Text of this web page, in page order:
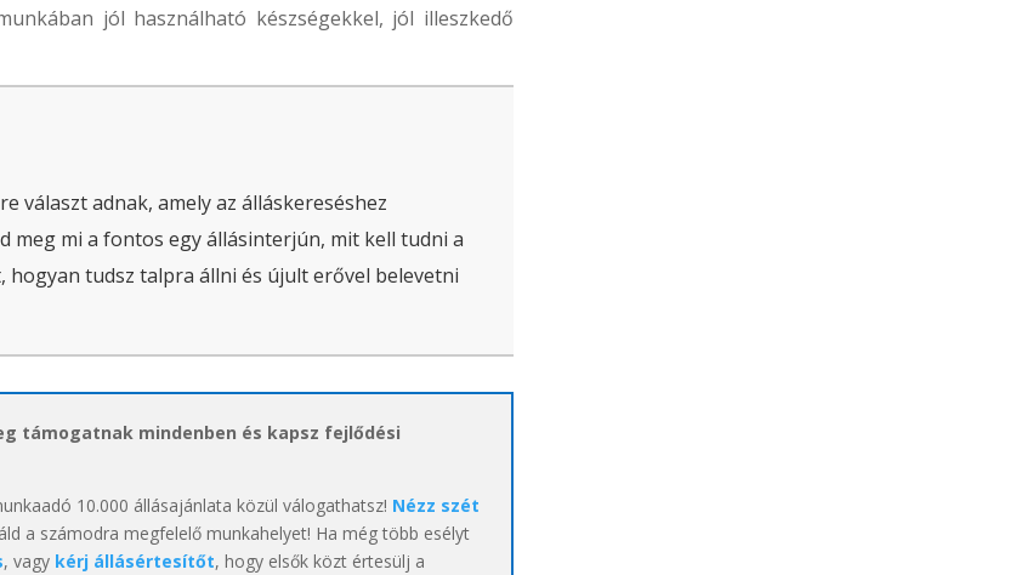
jól használható készségekkel, jól illeszkedő
választ adnak, amely az álláskereséshez
meg mi a fontos egy állásinterjún, mit kell tudni a
tudsz talpra állni és újult erővel belevetni
támogatnak mindenben és kapsz fejlődési
10.000 állásajánlata közül válogathatsz! Nézz szét
a számodra megfelelő munkahelyet! Ha még több esélyt
, vagy kérj állásértesítőt, hogy elsők közt értesülj a